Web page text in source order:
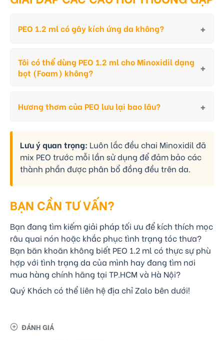
PEO 1.2 ml có gây kích ứng da không?
Tôi có thể dùng PEO 1.2 ml cho Minoxidil dạng
bọt (Foam) không?
Hương thơm của PEO lưu lại bao lâu?
Lưu ý quan trọng: Luôn lắc đều chai Minoxidil đã
mix PEO trước mỗi lần sử dụng để đảm bảo các
thành phần được phân bổ đồng đều trên da.
BẠN CẦN TƯ VẤN?
Bạn đang tìm kiếm giải pháp tối ưu để kích thích mọc
râu quai nón hoặc khắc phục tình trạng tóc thưa?
Bạn băn khoăn không biết PEO 1.2 ml có thực sự phù
hợp với tình trạng da của mình hay đang tìm nơi
mua hàng chính hãng tại TP.HCM và Hà Nội?
Quý Khách có thể liên hệ địa chỉ Zalo bên dưới!
ĐÁNH GIÁ